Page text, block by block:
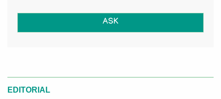
ASK
EDITORIAL